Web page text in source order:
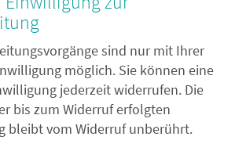
sind nur mit Ihrer
möglich. Sie können eine
jederzeit widerrufen. Die
bis zum Widerruf erfolgten
bleibt vom Widerruf unberührt.